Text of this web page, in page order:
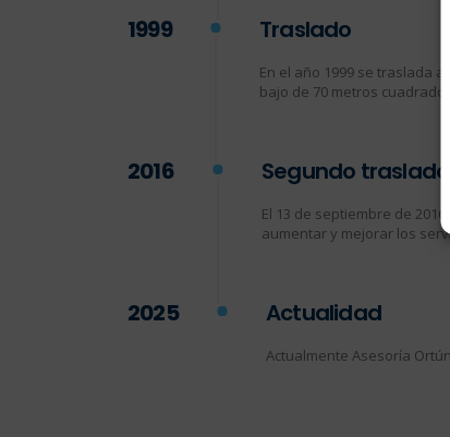
1999 Traslado
En el año 1999 se traslada
bajo de 70 metros cuadrados.
2016 Segundo traslado
El 13 de septiembre de
aumentar y mejorar los
2025 Actualidad
Actualmente Asesoría